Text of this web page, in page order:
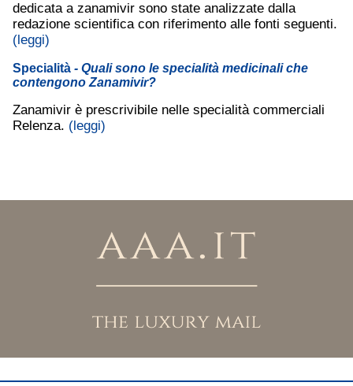
dedicata a zanamivir sono state analizzate dalla
redazione scientifica con riferimento alle fonti seguenti.
(leggi)
Specialità - Quali sono le specialità medicinali che
contengono Zanamivir?
Zanamivir è prescrivibile nelle specialità commerciali
Relenza. (leggi)